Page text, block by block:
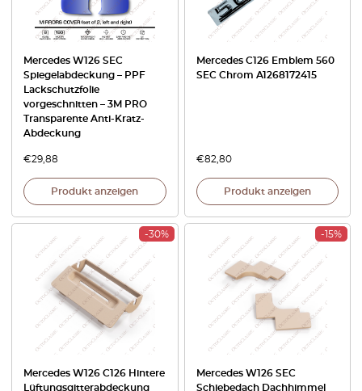
Mercedes W126 SEC
Spiegelabdeckung – PPF
Lackschutzfolie
vorgeschnitten – 3M PRO
Transparente Anti-Kratz-
Abdeckung
€29,88
Produkt anzeigen
Mercedes C126 Emblem 560
SEC Chrom A1268172415
€82,80
Produkt anzeigen
-30%
Mercedes W126 C126 Hintere
Lüftungsgitterabdeckung
-15%
Mercedes W126 SEC
Schiebedach Dachhimmel